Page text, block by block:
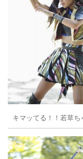
キマッてる！！若草ち